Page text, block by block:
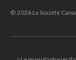
© 2026 La Société